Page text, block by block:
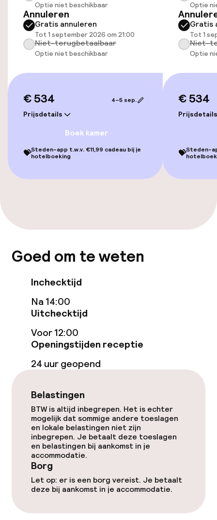
Toegankelijkheid
Overal rolstoeltoegankelijk
Zwemmen & wellness
Stoombad
Spa behandelingen
Eet- en drinkgelegenheden
Restaurant
Bar
Eet- en drinkdiensten
Ontbijtbuffet
Lunch à la carte
Lunch, vast menu
Diner à la carte
Optie niet beschikbaar
Annuleren
Gratis annuleren
Tot 1 september 2026 om 21:00
Niet-terugbetaalbaar
Optie niet beschikbaar
€ 534
Prijsdetails
4–5 sep.
Boek kamer
💝Steden-app t.w.v. €11,99 cadeau bij je
hotelboeking
Optie
Gratis
Tot 1
Niet-
Optie
€ 534
Prijsdetails
💝Steden-
Goed om te weten
Inchecktijd
Na 14:00
Uitchecktijd
Voor 12:00
Openingstijden receptie
24 uur geopend
Belastingen
BTW is altijd inbegrepen. Het is echter
mogelijk dat sommige andere toeslagen
en lokale belastingen niet zijn
inbegrepen. Je betaalt deze toeslagen
en belastingen bij aankomst in je
accommodatie.
Borg
Let op: er is een borg vereist. Je betaalt
deze bij aankomst in je accommodatie.